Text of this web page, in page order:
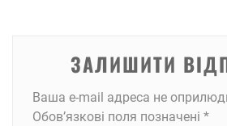
ЗАЛИШИТИ
Ваша e-mail адреса не
Обов’язкові поля позначені *